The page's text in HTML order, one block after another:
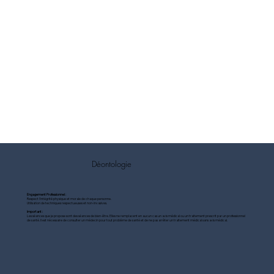
Engagement Professionnel :
Respect l'intégrité physique et morale de chaque personne.
Utilisation de techniques respectueuses et non-invasives.
Important :
Les séances que je propose sont des séances de bien-être. Elles ne remplacent en aucun cas un avis médical ou un traitement prescrit par un professionnel
de santé. Il est nécessaire de consulter un médecin pour tout problème de santé et de ne pas arrêter un traitement médical sans avis médical.
Déontologie